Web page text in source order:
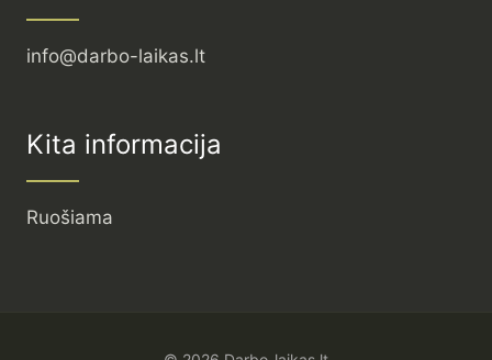
info@darbo-laikas.lt
Kita informacija
Ruošiama